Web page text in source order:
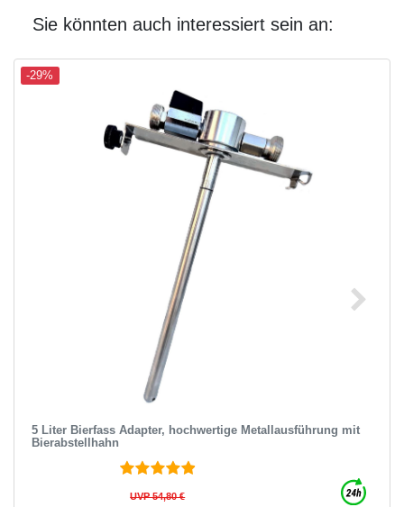
Sie könnten auch interessiert sein an:
-29%
5 Liter Bierfass Adapter, hochwertige Metallausführung mit
Bierabstellhahn
UVP 54,80 €